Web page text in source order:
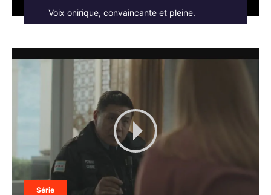
Voix onirique, convaincante et pleine.
Série